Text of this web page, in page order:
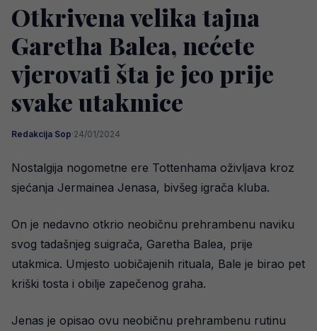
Otkrivena velika tajna
Garetha Balea, nećete
vjerovati šta je jeo prije
svake utakmice
Redakcija Sop·24/01/2024
Nostalgija nogometne ere Tottenhama oživljava kroz
sjećanja Jermainea Jenasa, bivšeg igrača kluba.
On je nedavno otkrio neobičnu prehrambenu naviku
svog tadašnjeg suigrača, Garetha Balea, prije
utakmica. Umjesto uobičajenih rituala, Bale je birao pet
kriški tosta i obilje zapečenog graha.
Jenas je opisao ovu neobičnu prehrambenu rutinu